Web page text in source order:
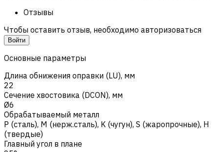
Отзывы
Чтобы оставить отзыв, необходимо авторизоваться
Войти
Основные параметры
Длина обнижения оправки (LU), мм
22
Сечение хвостовика (DCON), мм
Ø6
Обрабатываемый металл
Р (сталь), M (нерж.сталь), K (чугун), S (жаропрочные), H
(твердые)
Главный угол в плане